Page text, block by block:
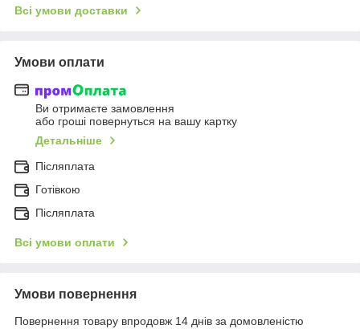
Всі умови доставки
Умови оплати
Ви отримаєте замовлення
або гроші повернуться на вашу картку
Детальніше
Післяплата
Готівкою
Післяплата
Всі умови оплати
Умови повернення
Повернення товару впродовж 14 днів за домовленістю